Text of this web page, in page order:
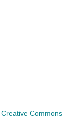
Creative Commons